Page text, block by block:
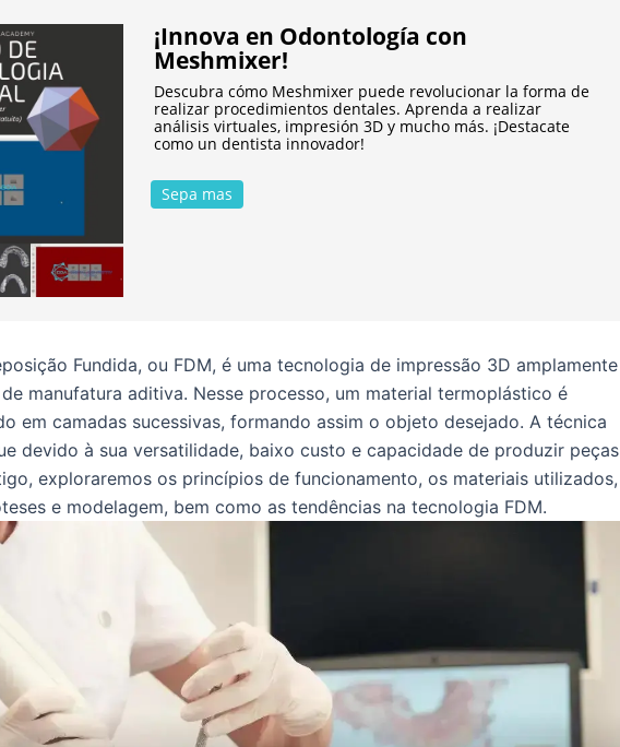
¡Innova en Odontología con
Meshmixer!
Descubra cómo Meshmixer puede revolucionar la forma de
realizar procedimientos dentales. Aprenda a realizar
análisis virtuales, impresión 3D y mucho más. ¡Destacate
como un dentista innovador!
Sepa mas
Fundida, ou FDM, é uma tecnologia de impressão 3D amplamente
manufatura aditiva. Nesse processo, um material termoplástico é
em camadas sucessivas, formando assim o objeto desejado. A técnica
devido à sua versatilidade, baixo custo e capacidade de produzir peças
exploraremos os princípios de funcionamento, os materiais utilizados,
e modelagem, bem como as tendências na tecnologia FDM.